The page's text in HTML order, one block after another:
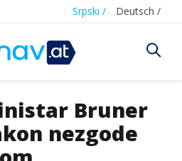
Srpski / Deutsch /
Bruner
nezgode